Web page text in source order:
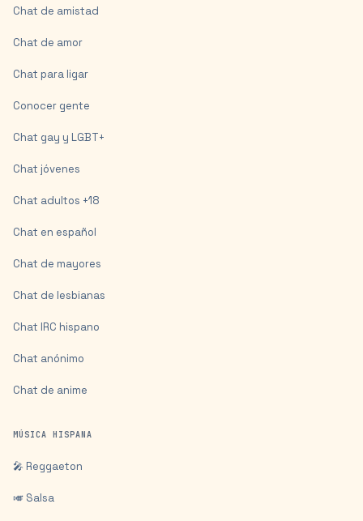
Chat de amistad
Chat de amor
Chat para ligar
Conocer gente
Chat gay y LGBT+
Chat jóvenes
Chat adultos +18
Chat en español
Chat de mayores
Chat de lesbianas
Chat IRC hispano
Chat anónimo
Chat de anime
MÚSICA HISPANA
🎤 Reggaeton
🎺 Salsa